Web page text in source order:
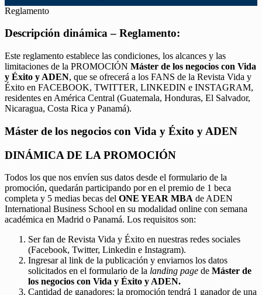
Reglamento
Descripción dinámica – Reglamento:
Este reglamento establece las condiciones, los alcances y las
limitaciones de la PROMOCIÓN Máster de los negocios con Vida
y Éxito y ADEN, que se ofrecerá a los FANS de la Revista Vida y
Éxito en FACEBOOK, TWITTER, LINKEDIN e INSTAGRAM,
residentes en América Central (Guatemala, Honduras, El Salvador,
Nicaragua, Costa Rica y Panamá).
Máster de los negocios con Vida y Éxito y ADEN
DINÁMICA DE LA PROMOCIÓN
Todos los que nos envíen sus datos desde el formulario de la
promoción, quedarán participando por en el premio de 1 beca
completa y 5 medias becas del ONE YEAR MBA de ADEN
International Business School en su modalidad online con semana
académica en Madrid o Panamá. Los requisitos son:
Ser fan de Revista Vida y Éxito en nuestras redes sociales
(Facebook, Twitter, Linkedin e Instagram).
Ingresar al link de la publicación y enviarnos los datos
solicitados en el formulario de la landing page de Máster de
los negocios con Vida y Éxito y ADEN.
Cantidad de ganadores: la promoción tendrá 1 ganador de una